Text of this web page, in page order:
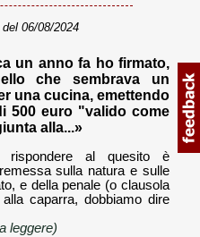
del 06/08/2024
un anno fa ho firmato,
che sembrava un
una cucina, emettendo
500 euro "valido come
alla...»
rispondere al quesito è
sulla natura e sulle
e della penale (o clausola
alla caparra, dobbiamo dire
leggere)